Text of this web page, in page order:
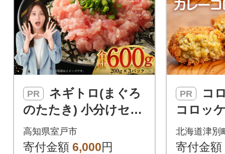
PR
のたたき) 小分けセッ
ト ネギトロ丼や海鮮
丼などアレンジさま
高知県室戸市
寄付金額 6,000円
PR
コロッ
サンマ
海道津
北海道津別
寄付金額